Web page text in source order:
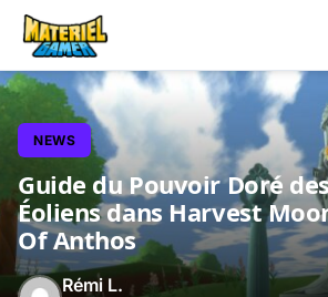
NEWS
Guide du Pouvoir Doré
Éoliens dans Harvest
Of Anthos
Rémi L.